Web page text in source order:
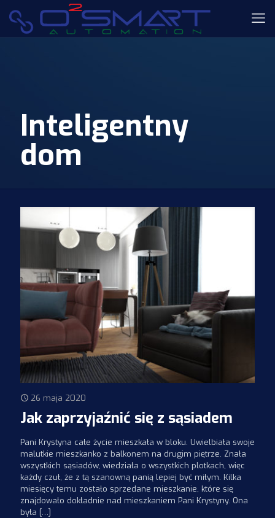
Inteligentny
dom
26 maja 2020
Jak zaprzyjaźnić się z sąsiadem
Pani Krystyna całe życie mieszkała w bloku. Uwielbiała swoje
malutkie mieszkanko z balkonem na drugim piętrze. Znała
wszystkich sąsiadów, wiedziała o wszystkich plotkach, więc
każdy czuł, że z tą szanowną panią lepiej być miłym. Kilka
miesięcy temu zostało sprzedane mieszkanie, które się
znajdowało dokładnie nad mieszkaniem Pani Krystyny. Ona
była […]